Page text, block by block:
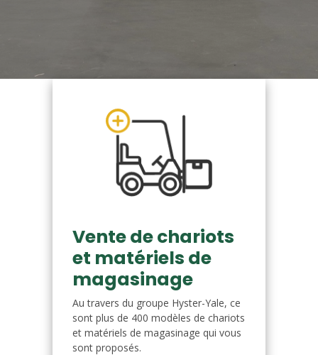
Vente de chariots
et matériels de
magasinage
Au travers du groupe Hyster-Yale, ce
sont plus de 400 modèles de chariots
et matériels de magasinage qui vous
sont proposés.